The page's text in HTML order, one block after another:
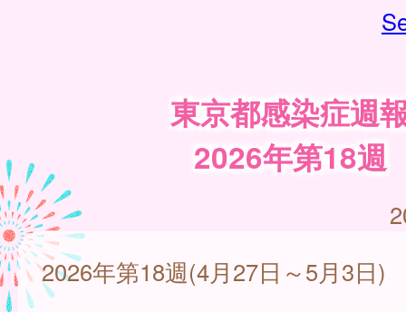
東京都感染症週
2026年第18週
2026年第18週(4月27日～5月3日)